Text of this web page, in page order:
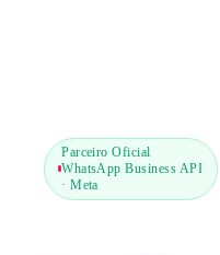
Parceiro Oficial
WhatsApp Business API
· Meta